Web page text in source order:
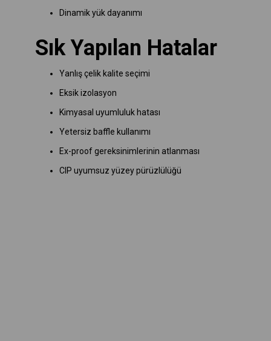
Dinamik yük dayanımı
Sık Yapılan Hatalar
Yanlış çelik kalite seçimi
Eksik izolasyon
Kimyasal uyumluluk hatası
Yetersiz baffle kullanımı
Ex-proof gereksinimlerinin atlanması
CIP uyumsuz yüzey pürüzlülüğü